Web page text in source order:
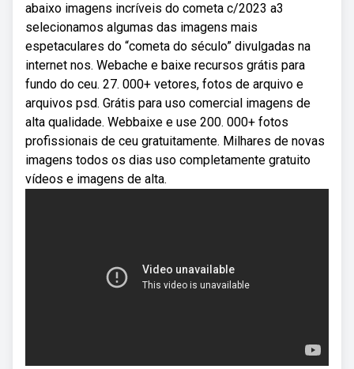
abaixo imagens incríveis do cometa c/2023 a3
selecionamos algumas das imagens mais
espetaculares do “cometa do século” divulgadas na
internet nos. Webache e baixe recursos grátis para
fundo do ceu. 27. 000+ vetores, fotos de arquivo e
arquivos psd. Grátis para uso comercial imagens de
alta qualidade. Webbaixe e use 200. 000+ fotos
profissionais de ceu gratuitamente. Milhares de novas
imagens todos os dias uso completamente gratuito
vídeos e imagens de alta.